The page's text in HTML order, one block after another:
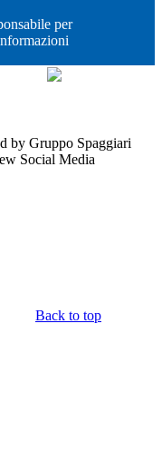
per
by Gruppo Spaggiari
Social Media
Back to top